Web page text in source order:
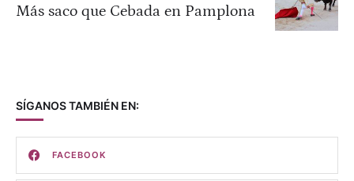
Más saco que Cebada en Pamplona
SÍGANOS TAMBIÉN EN:
FACEBOOK